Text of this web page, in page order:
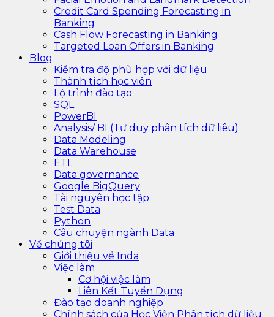
Credit Card Spending Forecasting in
Banking
Cash Flow Forecasting in Banking
Targeted Loan Offers in Banking
Blog
Kiểm tra độ phù hợp với dữ liệu
Thành tích học viên
Lộ trình đào tạo
SQL
PowerBI
Analysis/ BI (Tư duy phân tích dữ liệu)
Data Modeling
Data Warehouse
ETL
Data governance
Google BigQuery
Tài nguyên học tập
Test Data
Python
Câu chuyện ngành Data
Về chúng tôi
Giới thiệu về Inda
Việc làm
Cơ hội việc làm
Liên Kết Tuyển Dụng
Đào tạo doanh nghiệp
Chính sách của Học Viện Phân tích dữ liệu